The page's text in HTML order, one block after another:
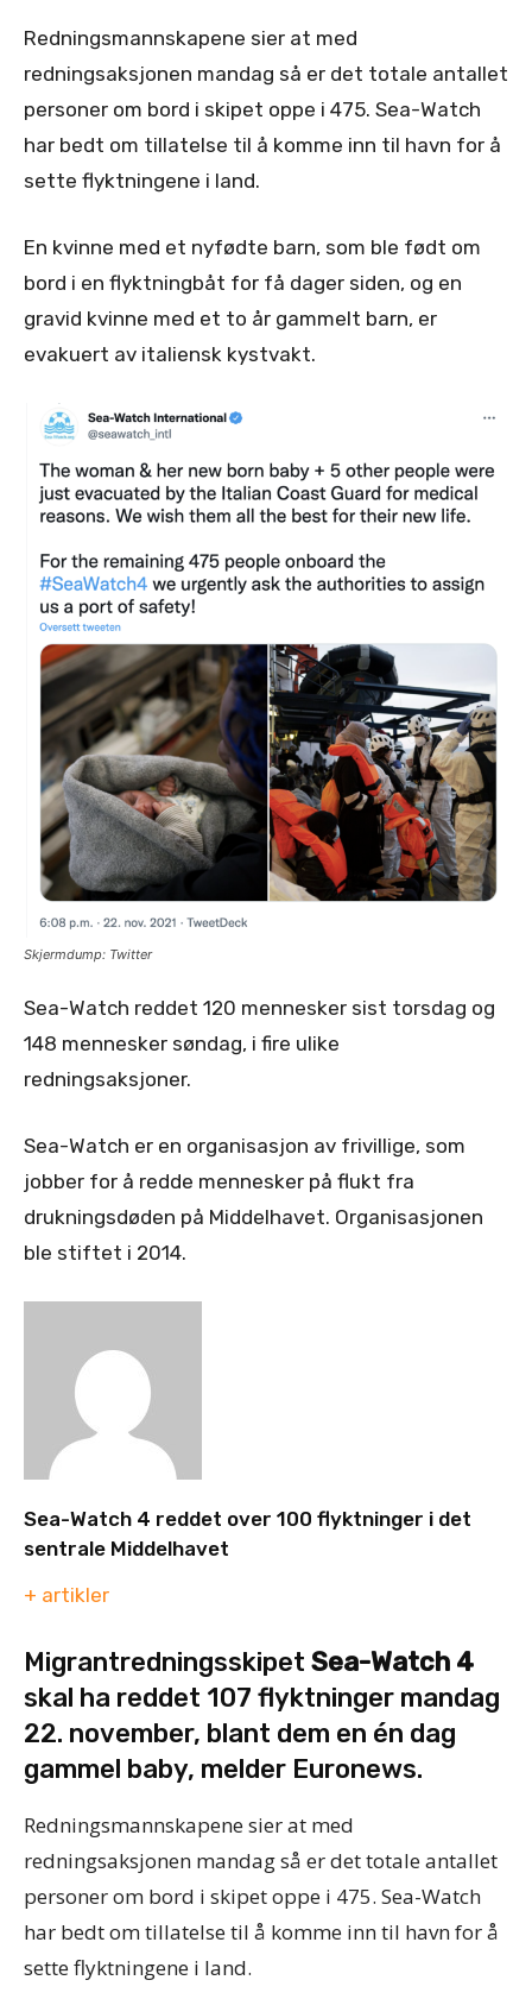
Redningsmannskapene sier at med
redningsaksjonen mandag så er det totale antallet
personer om bord i skipet oppe i 475. Sea-Watch
har bedt om tillatelse til å komme inn til havn for å
sette flyktningene i land.
En kvinne med et nyfødte barn, som ble født om
bord i en flyktningbåt for få dager siden, og en
gravid kvinne med et to år gammelt barn, er
evakuert av italiensk kystvakt.
Skjermdump: Twitter
Sea-Watch reddet 120 mennesker sist torsdag og
148 mennesker søndag, i fire ulike
redningsaksjoner.
Sea-Watch er en organisasjon av frivillige, som
jobber for å redde mennesker på flukt fra
drukningsdøden på Middelhavet. Organisasjonen
ble stiftet i 2014.
Sea-Watch 4 reddet over 100 flyktninger i det
sentrale Middelhavet
+ artikler
Migrantredningsskipet Sea-Watch 4
skal ha reddet 107 flyktninger mandag
22. november, blant dem en én dag
gammel baby, melder Euronews.
Redningsmannskapene sier at med
redningsaksjonen mandag så er det totale antallet
personer om bord i skipet oppe i 475. Sea-Watch
har bedt om tillatelse til å komme inn til havn for å
sette flyktningene i land.